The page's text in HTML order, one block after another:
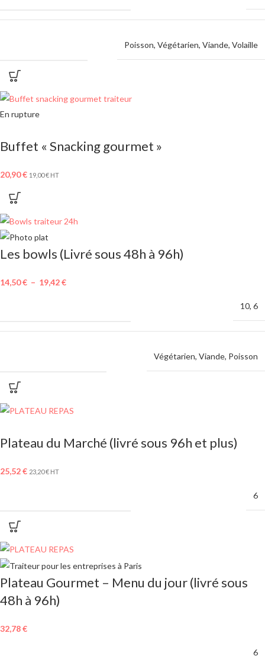
Poisson, Végétarien, Viande, Volaille
En rupture
Buffet « Snacking gourmet »
20,90€ 19,00€ HT
Les bowls (Livré sous 48h à 96h)
14,50€ – 19,42€
10, 6
Végétarien, Viande, Poisson
Plateau du Marché (livré sous 96h et plus)
25,52€ 23,20€ HT
6
Plateau Gourmet – Menu du jour (livré sous
48h à 96h)
32,78€
6